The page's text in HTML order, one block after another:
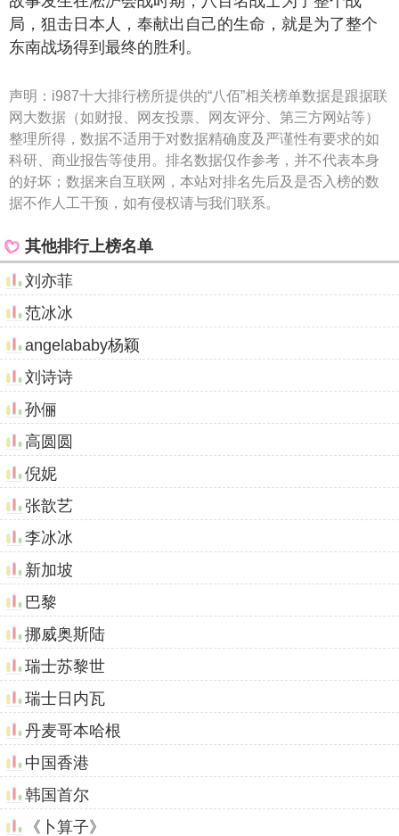
局，狙击日本人，奉献出自己的生命，就是为了整个
东南战场得到最终的胜利。
声明： i987十大排行榜所提供的“八佰”相关榜单数据是跟据联
网大数据（如财报、网友投票、网友评分、第三方网站等）
整理所得，数据不适用于对数据精确度及严谨性有要求的如
科研、商业报告等使用。排名数据仅作参考，并不代表本身
的好坏；数据来自互联网，本站对排名先后及是否入榜的数
据不作人工干预，如有侵权请与我们联系。
其他排行上榜名单
刘亦菲
范冰冰
angelababy杨颖
刘诗诗
孙俪
高圆圆
倪妮
张歆艺
李冰冰
新加坡
巴黎
挪威奥斯陆
瑞士苏黎世
瑞士日内瓦
丹麦哥本哈根
中国香港
韩国首尔
《卜算子》